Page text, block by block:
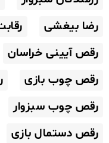
رضا بیغشی
رقص آیینی خراسان
رقص چوب بازی
رقص چوب سبزوار
رقص دستمال بازی